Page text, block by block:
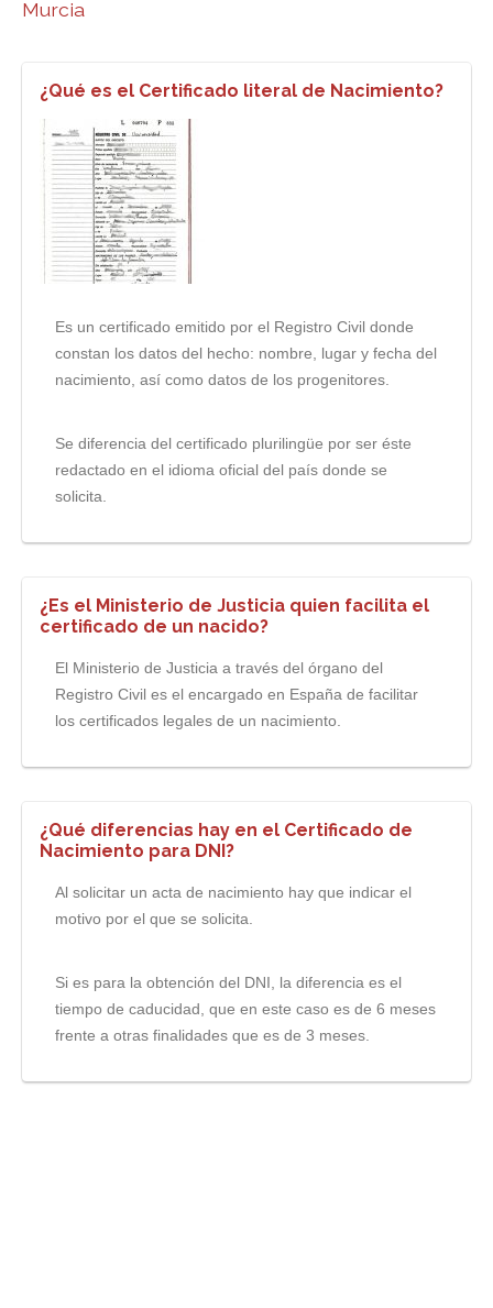
Murcia
¿Qué es el Certificado literal de Nacimiento?
Es un certificado emitido por el Registro Civil donde
constan los datos del hecho: nombre, lugar y fecha del
nacimiento, así como datos de los progenitores.
Se diferencia del certificado plurilingüe por ser éste
redactado en el idioma oficial del país donde se
solicita.
¿Es el Ministerio de Justicia quien facilita el
certificado de un nacido?
El Ministerio de Justicia a través del órgano del
Registro Civil es el encargado en España de facilitar
los certificados legales de un nacimiento.
¿Qué diferencias hay en el Certificado de
Nacimiento para DNI?
Al solicitar un acta de nacimiento hay que indicar el
motivo por el que se solicita.
Si es para la obtención del DNI, la diferencia es el
tiempo de caducidad, que en este caso es de 6 meses
frente a otras finalidades que es de 3 meses.